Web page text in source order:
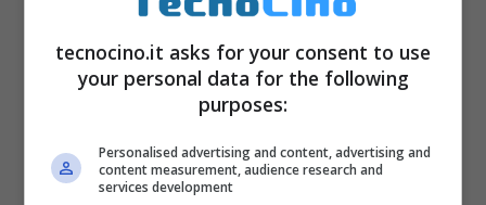
Tra le più importanti novità di Huawei Mate
20 Pro vi sono anche la ricarica wireless
tecnocino.it asks for your consent to use
your personal data for the following
purposes:
Personalised advertising and content, advertising and
content measurement, audience research and
services development